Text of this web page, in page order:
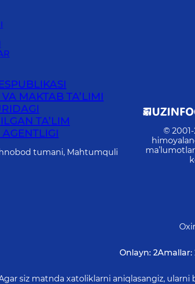
MAKTAB TA’LIMI
TA’LIM
tumani, Mahtumquli
© 2001-
Onlayn: 2Amallar:
siz matnda xatoliklarni aniqlasangiz,